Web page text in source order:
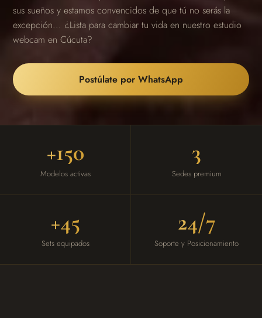
sus sueños y estamos convencidos de que tú no serás la
excepción... ¿Lista para cambiar tu vida en nuestro estudio
webcam en Cúcuta?
Postúlate por WhatsApp
+150
Modelos activas
3
Sedes premium
+45
Sets equipados
24/7
Soporte y Posicionamiento